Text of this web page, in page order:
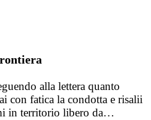
alla lettera quanto
con fatica la condotta e risalii
in territorio libero da…